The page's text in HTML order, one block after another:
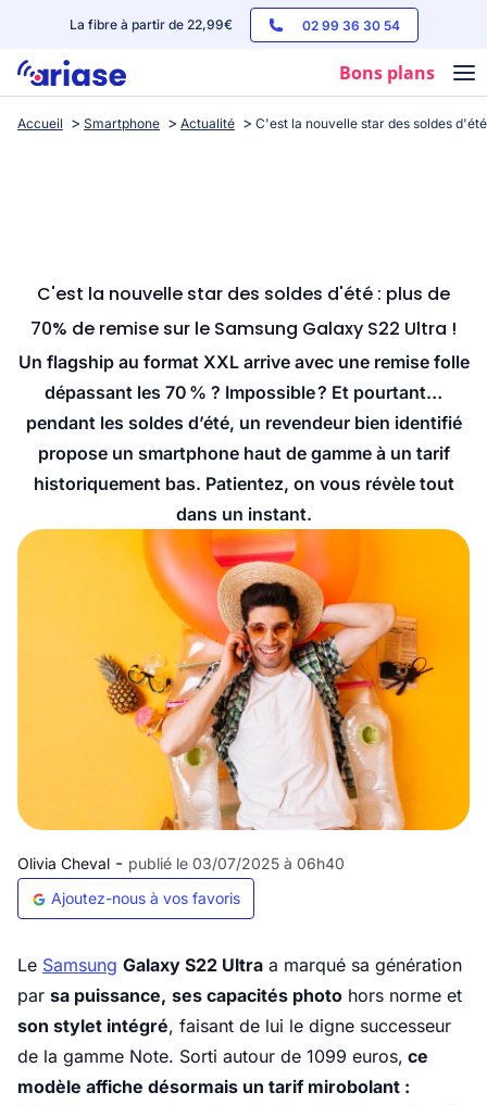
La fibre à partir de 22,99€ 02 99 36 30 54
Bons plans
Box internet
Streaming
Accueil Smartphone Actualité C'est la nouvelle star des soldes
C'est la nouvelle star des soldes d'été : plus de
70% de remise sur le Samsung Galaxy S22 Ultra !
Un flagship au format XXL arrive avec une remise folle
dépassant les 70 % ? Impossible ? Et pourtant…
pendant les soldes d’été, un revendeur bien identifié
propose un smartphone haut de gamme à un tarif
historiquement bas. Patientez, on vous révèle tout
dans un instant.
Olivia Cheval - publié le 03/07/2025 à 06h40
Ajoutez-nous à vos favoris
Le Samsung Galaxy S22 Ultra a marqué sa génération
par sa puissance, ses capacités photo hors norme et
son stylet intégré, faisant de lui le digne successeur
de la gamme Note. Sorti autour de 1099 euros, ce
modèle affiche désormais un tarif mirobolant :